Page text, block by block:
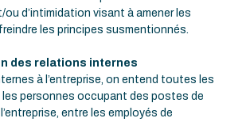
ou d’intimidation visant à amener les
les principes susmentionnés.
des relations internes
à l’entreprise, on entend toutes les
personnes occupant des postes de
entre les employés de